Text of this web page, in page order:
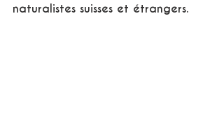
naturalistes suisses et étrangers.